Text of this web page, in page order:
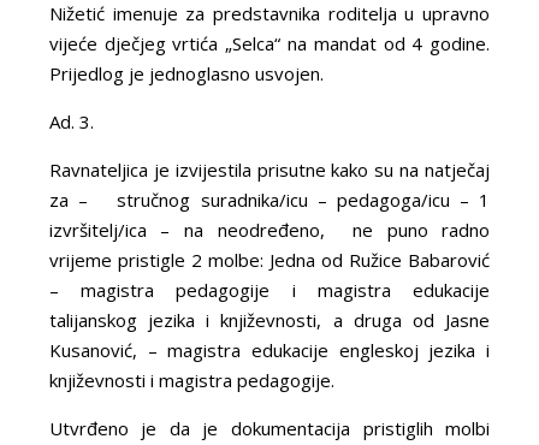
Nižetić imenuje za predstavnika roditelja u upravno
vijeće dječjeg vrtića „Selca“ na mandat od 4 godine.
Prijedlog je jednoglasno usvojen.
Ad. 3.
Ravnateljica je izvijestila prisutne kako su na natječaj
za – stručnog suradnika/icu – pedagoga/icu – 1
izvršitelj/ica – na neodređeno, ne puno radno
vrijeme pristigle 2 molbe: Jedna od Ružice Babarović
– magistra pedagogije i magistra edukacije
talijanskog jezika i književnosti, a druga od Jasne
Kusanović, – magistra edukacije engleskoj jezika i
književnosti i magistra pedagogije.
Utvrđeno je da je dokumentacija pristiglih molbi